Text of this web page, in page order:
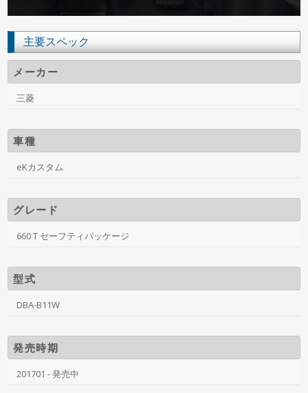
主要スペック
メーカー
三菱
車種
eKカスタム
グレード
660 T セーフティパッケージ
型式
DBA-B11W
発売時期
201701 - 発売中